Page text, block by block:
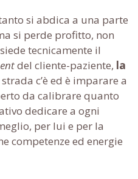
si abdica a una parte
si perde profitto, non
tecnicamente il
del cliente-paziente, la
strada c’è ed è imparare a
da calibrare quanto
dedicare a ogni
per lui e per la
competenze ed energie